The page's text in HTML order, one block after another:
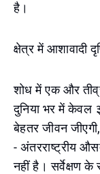
है।
क्षेत्र में आशावादी
शोध में एक और
दुनिया भर में केवल
बेहतर जीवन
- अंतरराष्ट्रीय
नहीं है। सर्वेक्षण